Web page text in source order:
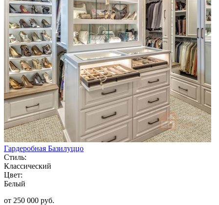
Гардеробная Базилуццо
Стиль:
Классический
Цвет:
Белый
от 250 000 руб.